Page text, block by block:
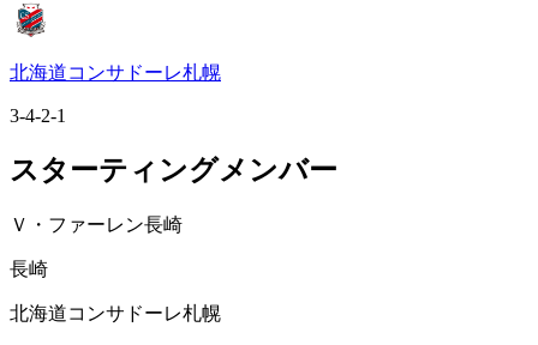
北海道コンサドーレ札幌
3-4-2-1
スターティングメンバー
Ｖ・ファーレン長崎
長崎
北海道コンサドーレ札幌